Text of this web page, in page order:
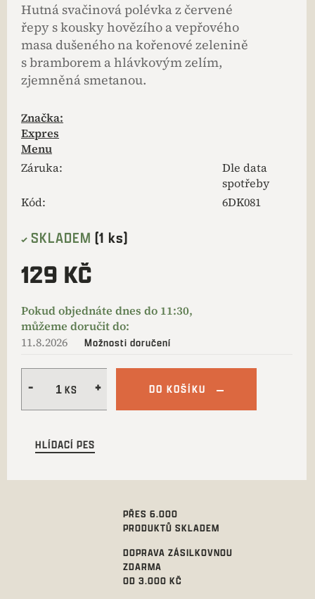
Hutná svačinová polévka z červené
řepy s kousky hovězího a vepřového
masa dušeného na kořenové zelenině
s bramborem a hlávkovým zelím,
zjemněná smetanou.
Značka:
Expres
Menu
Záruka:
Dle data
spotřeby
Kód:
6DK081
SKLADEM (1 ks)
129 KČ
11.8.2026 Možnosti doručení
DO KOŠÍKU
HLÍDACÍ PES
PŘES 6.000
PRODUKTŮ SKLADEM
DOPRAVA ZÁSILKOVNOU
ZDARMA
OD 3.000 KČ